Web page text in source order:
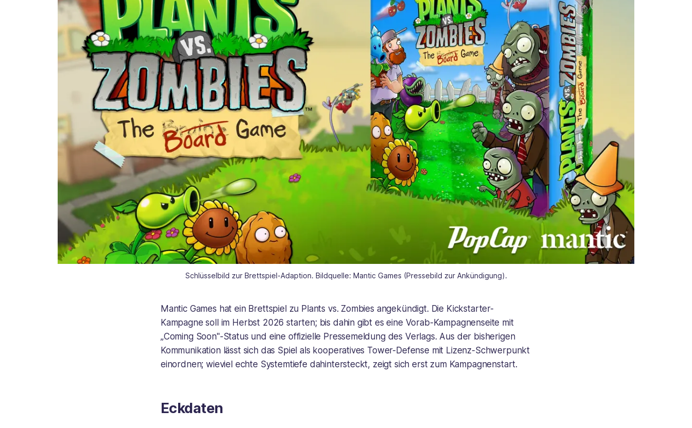
Schlüsselbild zur Brettspiel-Adaption. Bildquelle: Mantic Games (Pressebild zur Ankündigung).
Mantic Games hat ein Brettspiel zu Plants vs. Zombies angekündigt. Die Kickstarter-
Kampagne soll im Herbst 2026 starten; bis dahin gibt es eine Vorab-Kampagnenseite mit
„Coming Soon"-Status und eine offizielle Pressemeldung des Verlags. Aus der bisherigen
Kommunikation lässt sich das Spiel als kooperatives Tower-Defense mit Lizenz-Schwerpunkt
einordnen; wieviel echte Systemtiefe dahintersteckt, zeigt sich erst zum Kampagnenstart.
Eckdaten